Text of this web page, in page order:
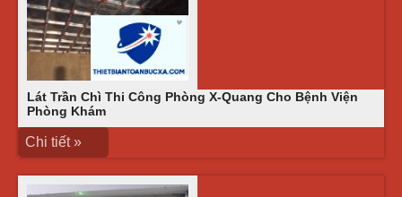
Lát Trần Chì Thi Công Phòng X-Quang Cho Bệnh Viện
Phòng Khám
Chi tiết »